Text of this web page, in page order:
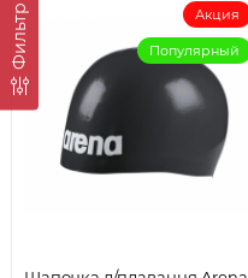
Фильтр Акция
Популярный